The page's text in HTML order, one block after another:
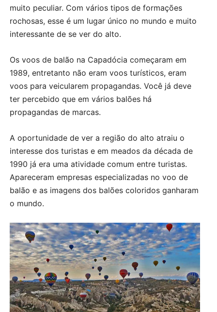
muito peculiar. Com vários tipos de formações
rochosas, esse é um lugar único no mundo e muito
interessante de se ver do alto.
Os voos de balão na Capadócia começaram em
1989, entretanto não eram voos turísticos, eram
voos para veicularem propagandas. Você já deve
ter percebido que em vários balões há
propagandas de marcas.
A oportunidade de ver a região do alto atraiu o
interesse dos turistas e em meados da década de
1990 já era uma atividade comum entre turistas.
Apareceram empresas especializadas no voo de
balão e as imagens dos balões coloridos ganharam
o mundo.